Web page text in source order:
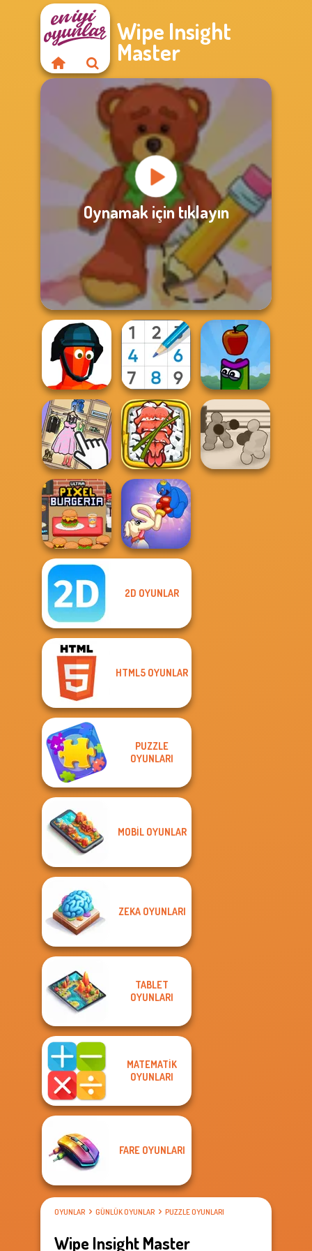
Wipe Insight
Master
Oynamak için tıklayın
Funny Shooter Sudoku Royal Apple Worm
Organize It
Giant Sushi:
Merge Master
Game
Ultra Pixel
Burgeria
Long Dog - Long
2D OYUNLAR
HTML5 OYUNLAR
PUZZLE
OYUNLARI
MOBIL OYUNLAR
ZEKA OYUNLARI
TABLET
OYUNLARI
MATEMATIK
OYUNLARI
FARE OYUNLARI
OYUNLAR GÜNLÜK OYUNLAR PUZZLE OYUNLARI
Wipe Insight Master